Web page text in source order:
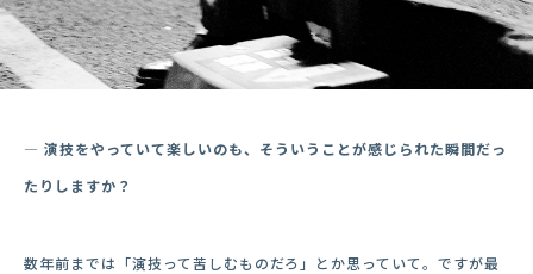
― 演技をやっていて楽しいのも、そういうことが感じられた瞬間だっ
たりしますか？
数年前までは「演技って苦しむものだろ」とか思っていて。ですが最